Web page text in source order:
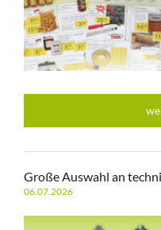
Große Auswahl an
06.07.2026